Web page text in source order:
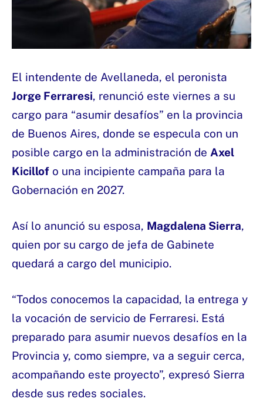
El intendente de Avellaneda, el peronista
Jorge Ferraresi, renunció este viernes a su
cargo para “asumir desafíos” en la provincia
de Buenos Aires, donde se especula con un
posible cargo en la administración de Axel
Kicillof o una incipiente campaña para la
Gobernación en 2027.
Así lo anunció su esposa, Magdalena Sierra,
quien por su cargo de jefa de Gabinete
quedará a cargo del municipio.
“Todos conocemos la capacidad, la entrega y
la vocación de servicio de Ferraresi. Está
preparado para asumir nuevos desafíos en la
Provincia y, como siempre, va a seguir cerca,
acompañando este proyecto”, expresó Sierra
desde sus redes sociales.